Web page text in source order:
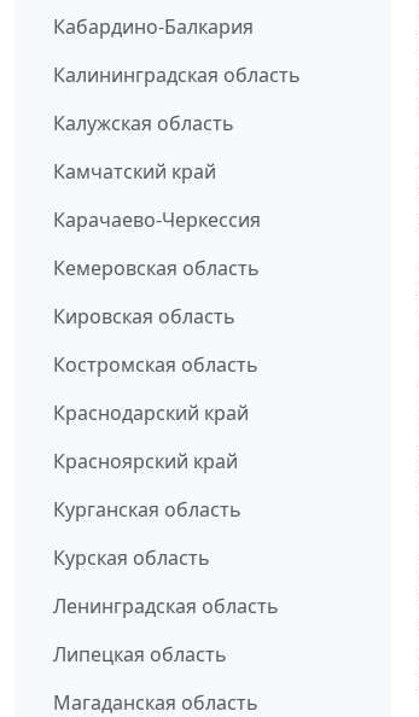
Кабардино-Балкария
Калининградская область
Калужская область
Камчатский край
Карачаево-Черкессия
Кемеровская область
Кировская область
Костромская область
Краснодарский край
Красноярский край
Курганская область
Курская область
Ленинградская область
Липецкая область
Магаданская область